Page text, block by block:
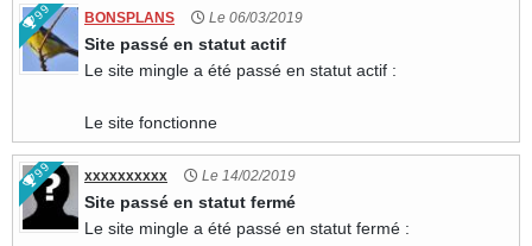
99 BONSPLANS Le 06/03/2019
Site passé en statut actif
Le site mingle a été passé en statut actif :
Le site fonctionne
99 xxxxxxxxxx Le 14/02/2019
Site passé en statut fermé
Le site mingle a été passé en statut fermé :